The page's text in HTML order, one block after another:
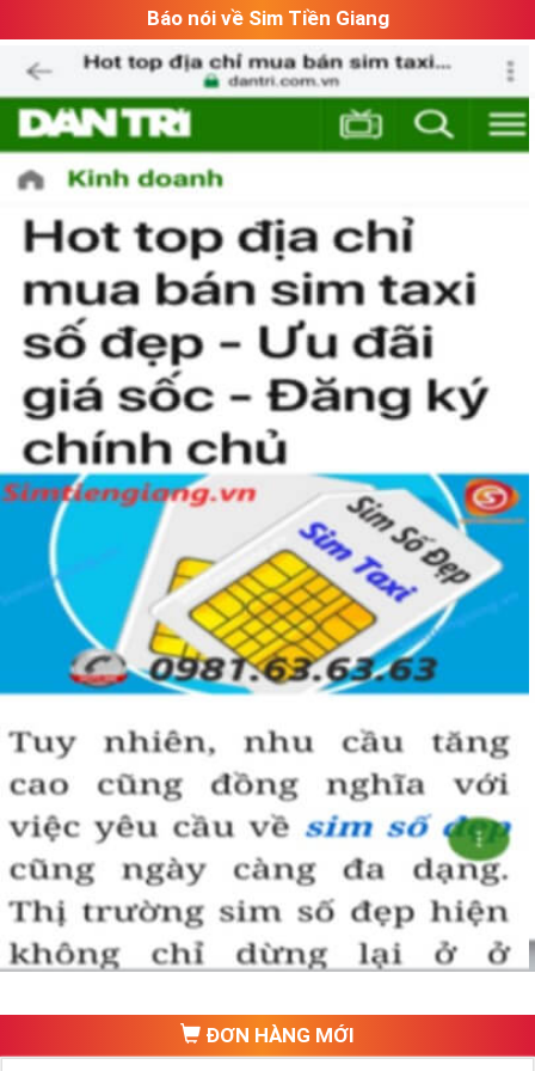
Các Dạng SIm Số Đẹp VIettel Tại Sim Tiền Giang
Đa dạng về đầu số, hiện nay các đầu số được chia thành 2
nhóm chínhđầu số cổvàđầu số mới
, về ý nghĩa các đầu số
như sau:
Ý Nghĩa Đầu Số Cổ Viettel:
Sim Viettel Đầu 086
Với đầu 086 có ý nghĩa rất lớn đối với các nhà kinh doanh.
Theo quan niệm thì số 6 là tượng trưng cho chữ ‘Lộc’, còn
số 8 thì lại tượng trưng cho chữ ‘Phát’, 086 tức là “Lộc
Phát”. Với những người mong muốn làm ăn phát đạt được
nhiều thành công thì việc sở hữu một đầu số như vậy rất có
Đây cũng là ngụ ý phong thủy của nhà mạng đưa ra và
mong muốn chiếc sim sẽ trở thành người bạn đồng hành
trên con đường sự nghiệp của bạn.
Sim Viettel Đầu 096.
Báo nói về Sim Tiền Giang
ĐƠN HÀNG MỚI